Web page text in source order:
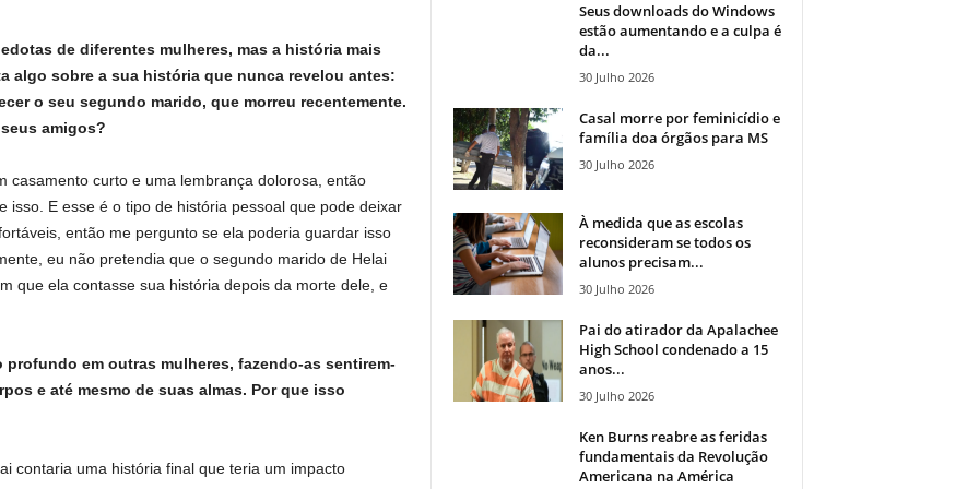
de diferentes mulheres, mas a história mais
algo sobre a sua história que nunca revelou antes:
o seu segundo marido, que morreu recentemente.
amigos?
casamento curto e uma lembrança dolorosa, então
isso. E esse é o tipo de história pessoal que pode deixar
então me pergunto se ela poderia guardar isso
eu não pretendia que o segundo marido de Helai
que ela contasse sua história depois da morte dele, e
em outras mulheres, fazendo-as sentirem-
e até mesmo de suas almas. Por que isso
contaria uma história final que teria um impacto
Seus downloads do Windows
estão aumentando e a culpa é
da...
30 Julho 2026
Casal morre por feminicídio e
família doa órgãos para MS
30 Julho 2026
À medida que as escolas
reconsideram se todos os
alunos precisam...
30 Julho 2026
Pai do atirador da Apalachee
High School condenado a 15
anos...
30 Julho 2026
Ken Burns reabre as feridas
fundamentais da Revolução
Americana na América